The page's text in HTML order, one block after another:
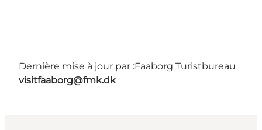
Dernière mise à jour par :Faaborg Turistbureau
visitfaaborg@fmk.dk